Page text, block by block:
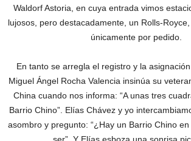
Waldorf Astoria, en cuya entrada vimos
lujosos, pero destacadamente, un Rolls-
únicamente por pedido.
En tanto se arregla el registro y la
Miguel Ángel Rocha Valencia insinúa su
China cuando nos informa: “A unas tres
Barrio Chino”. Elías Chávez y yo
asombro y pregunto: “¿Hay un Barrio Chino